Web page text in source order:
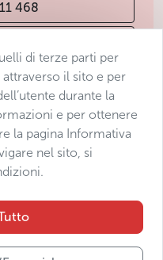
468
di terze parti per
il sito e per
durante la
e per ottenere
la pagina Informativa
nel sito, si